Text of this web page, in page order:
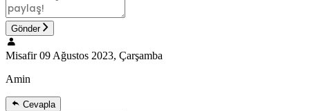
Gönder
Misafir 09 Ağustos 2023, Çarşamba
Amin
Cevapla